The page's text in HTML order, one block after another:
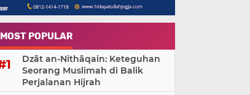
MOST POPULAR
Dzāt an-Nithāqain: Keteguhan
Seorang Muslimah di Balik
Perjalanan Hijrah